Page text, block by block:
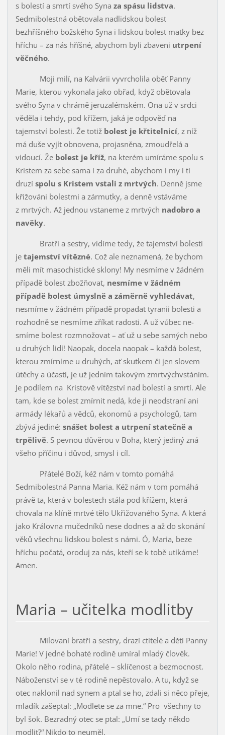
s bolestí a smrtí svého Syna za spásu lidstva.
Sedmibolestná obětovala nadlidskou bolest
bezhříšného božského Syna i lidskou bolest matky bez
hříchu – za nás hříšné, abychom byli zbaveni utrpení
věčného.
Moji milí, na Kalvárii vyvrcholila oběť Panny
Marie, kterou vyko­nala jako obřad, když obětovala
svého Syna v chrámě jeruzalémském. Ona už v srdci
věděla i tehdy, pod křížem, jaká je odpověď na
tajemství bolesti. Že totiž bolest je křtitelnicí, z níž
má duše vyjít obnovena, projasněna, zmoudřelá a
vidoucí. Že bolest je kříž, na kterém umíráme spolu s
Kristem za sebe sama i za druhé, abychom i my i ti
druzí spolu s Kristem vstali z mrtvých. Denně jsme
křižováni bolestmi a zármutky, a denně vstáváme
z mrtvých. Až jednou vstaneme z mrtvých nadobro a
navěky.
Bratři a sestry, vidíme tedy, že tajemství bolesti
je tajemství ví­tězné. Což ale neznamená, že bychom
měli mít masochistické sklony! My nesmíme v žádném
případě bolest zbožňovat, nesmíme v žádném
případě bolest úmyslně a záměrně vyhledávat,
nesmíme v žádném případě propa­dat tyranii bolesti a
rozhodně se nesmíme zříkat radosti. A už vůbec ne­
smíme bolest rozmnožovat – ať už u sebe samých nebo
u druhých lidí! Naopak, docela naopak – každá bolest,
kterou zmírníme u druhých, ať skutkem či jen slovem
útěchy a účasti, je už jedním takovým zmrtvých­vstáním.
Je podílem na Kristově vítězství nad bolestí a smrtí. Ale
tam, kde se bolest zmírnit nedá, kde ji neodstraní ani
armády lékařů a vědců, eko­nomů a psychologů, tam
zbývá jediné: snášet bolest a utrpení statečně a
trpělivě. S pevnou důvěrou v Boha, který jediný zná
všeho příčinu i důvod, smysl i cíl.
Přátelé Boží, kéž nám v tomto pomáhá
Sedmibolestná Panna Ma­ria. Kéž nám v tom pomáhá
právě ta, která v bolestech stála pod křížem, která
chovala na klíně mrtvé tělo Ukřižovaného Syna. A která
jako Krá­lovna mučedníků nese dodnes a až do skonání
věků všechnu lidskou bolest s námi. Ó, Maria, beze
hříchu počatá, oroduj za nás, kteří se k tobě utí­káme!
Amen.
Maria – učitelka modlitby
Milovaní bratři a sestry, drazí ctitelé a děti Panny
Marie! V jedné bohaté rodině umíral mladý člověk.
Okolo něho rodina, přátelé – sklíčenost a bezmocnost.
Ná­boženství se v té rodině nepěstovalo. A tu, když se
otec naklonil nad sy­nem a ptal se ho, zdali si něco přeje,
mladík zašeptal: „Modlete se za mne.“ Pro všechny to
byl šok. Bezradný otec se ptal: „Umí se tady někdo
mod­lit?“ Nikdo to neuměl.